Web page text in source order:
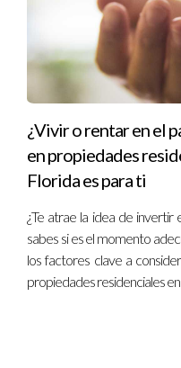
al +17862661588 o
a
de presentación
explorar todas las
comenzar tu
confianza.
¿Vivir o rentar en el
en propiedades
Florida es para ti
¿Te atrae la idea de
sabes si es el momento
los factores clave a
propiedades residenciales